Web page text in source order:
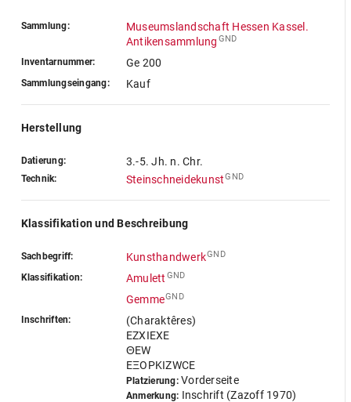
Sammlung:
Museumslandschaft Hessen Kassel.
Antikensammlung GND
Inventarnummer: Ge 200
Sammlungseingang: Kauf
Herstellung
Datierung: 3.-5. Jh. n. Chr.
Technik: SteinschneidekunstGND
Klassifikation und Beschreibung
Sachbegriff: KunsthandwerkGND
Klassifikation: Amulett GND
GemmeGND
Inschriften:
(Charaktêres)
EZXIEXE
ΘEW
EΞOPKIZWCE
Platzierung:Vorderseite
Anmerkung: Inschrift (Zazoff 1970)